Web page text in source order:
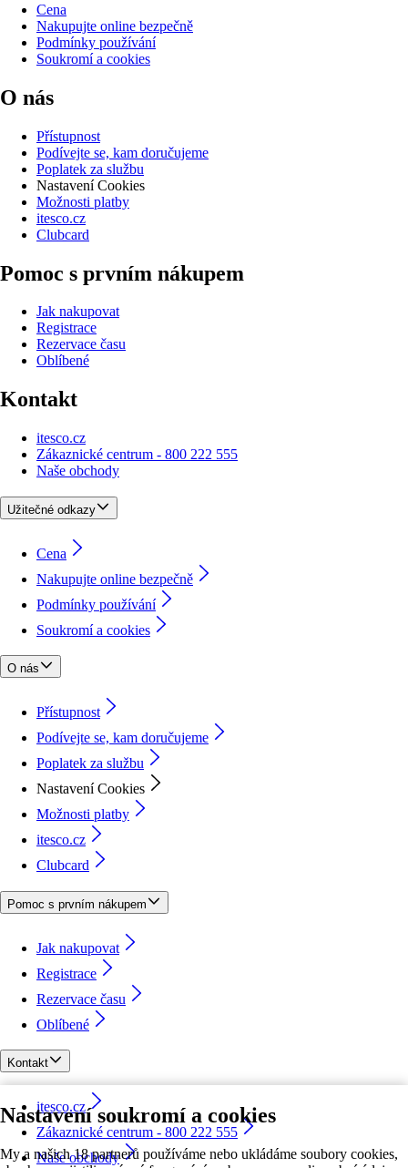
Nastavení soukromí a cookies
My a našich 18 partnerů používáme nebo ukládáme soubory cookies,
Cena
Nakupujte online bezpečně
Podmínky používání
Soukromí a cookies
O nás
Přístupnost
Podívejte se, kam doručujeme
Poplatek za službu
Nastavení Cookies
Možnosti platby
itesco.cz
Clubcard
Pomoc s prvním nákupem
Jak nakupovat
Registrace
Rezervace času
Oblíbené
Kontakt
itesco.cz
Zákaznické centrum - 800 222 555
Naše obchody
Užitečné odkazy
Cena
Nakupujte online bezpečně
Podmínky používání
Soukromí a cookies
O nás
Přístupnost
Podívejte se, kam doručujeme
Poplatek za službu
Nastavení Cookies
Možnosti platby
itesco.cz
Clubcard
Pomoc s prvním nákupem
Jak nakupovat
Registrace
Rezervace času
Oblíbené
Kontakt
itesco.cz
Zákaznické centrum - 800 222 555
Naše obchody